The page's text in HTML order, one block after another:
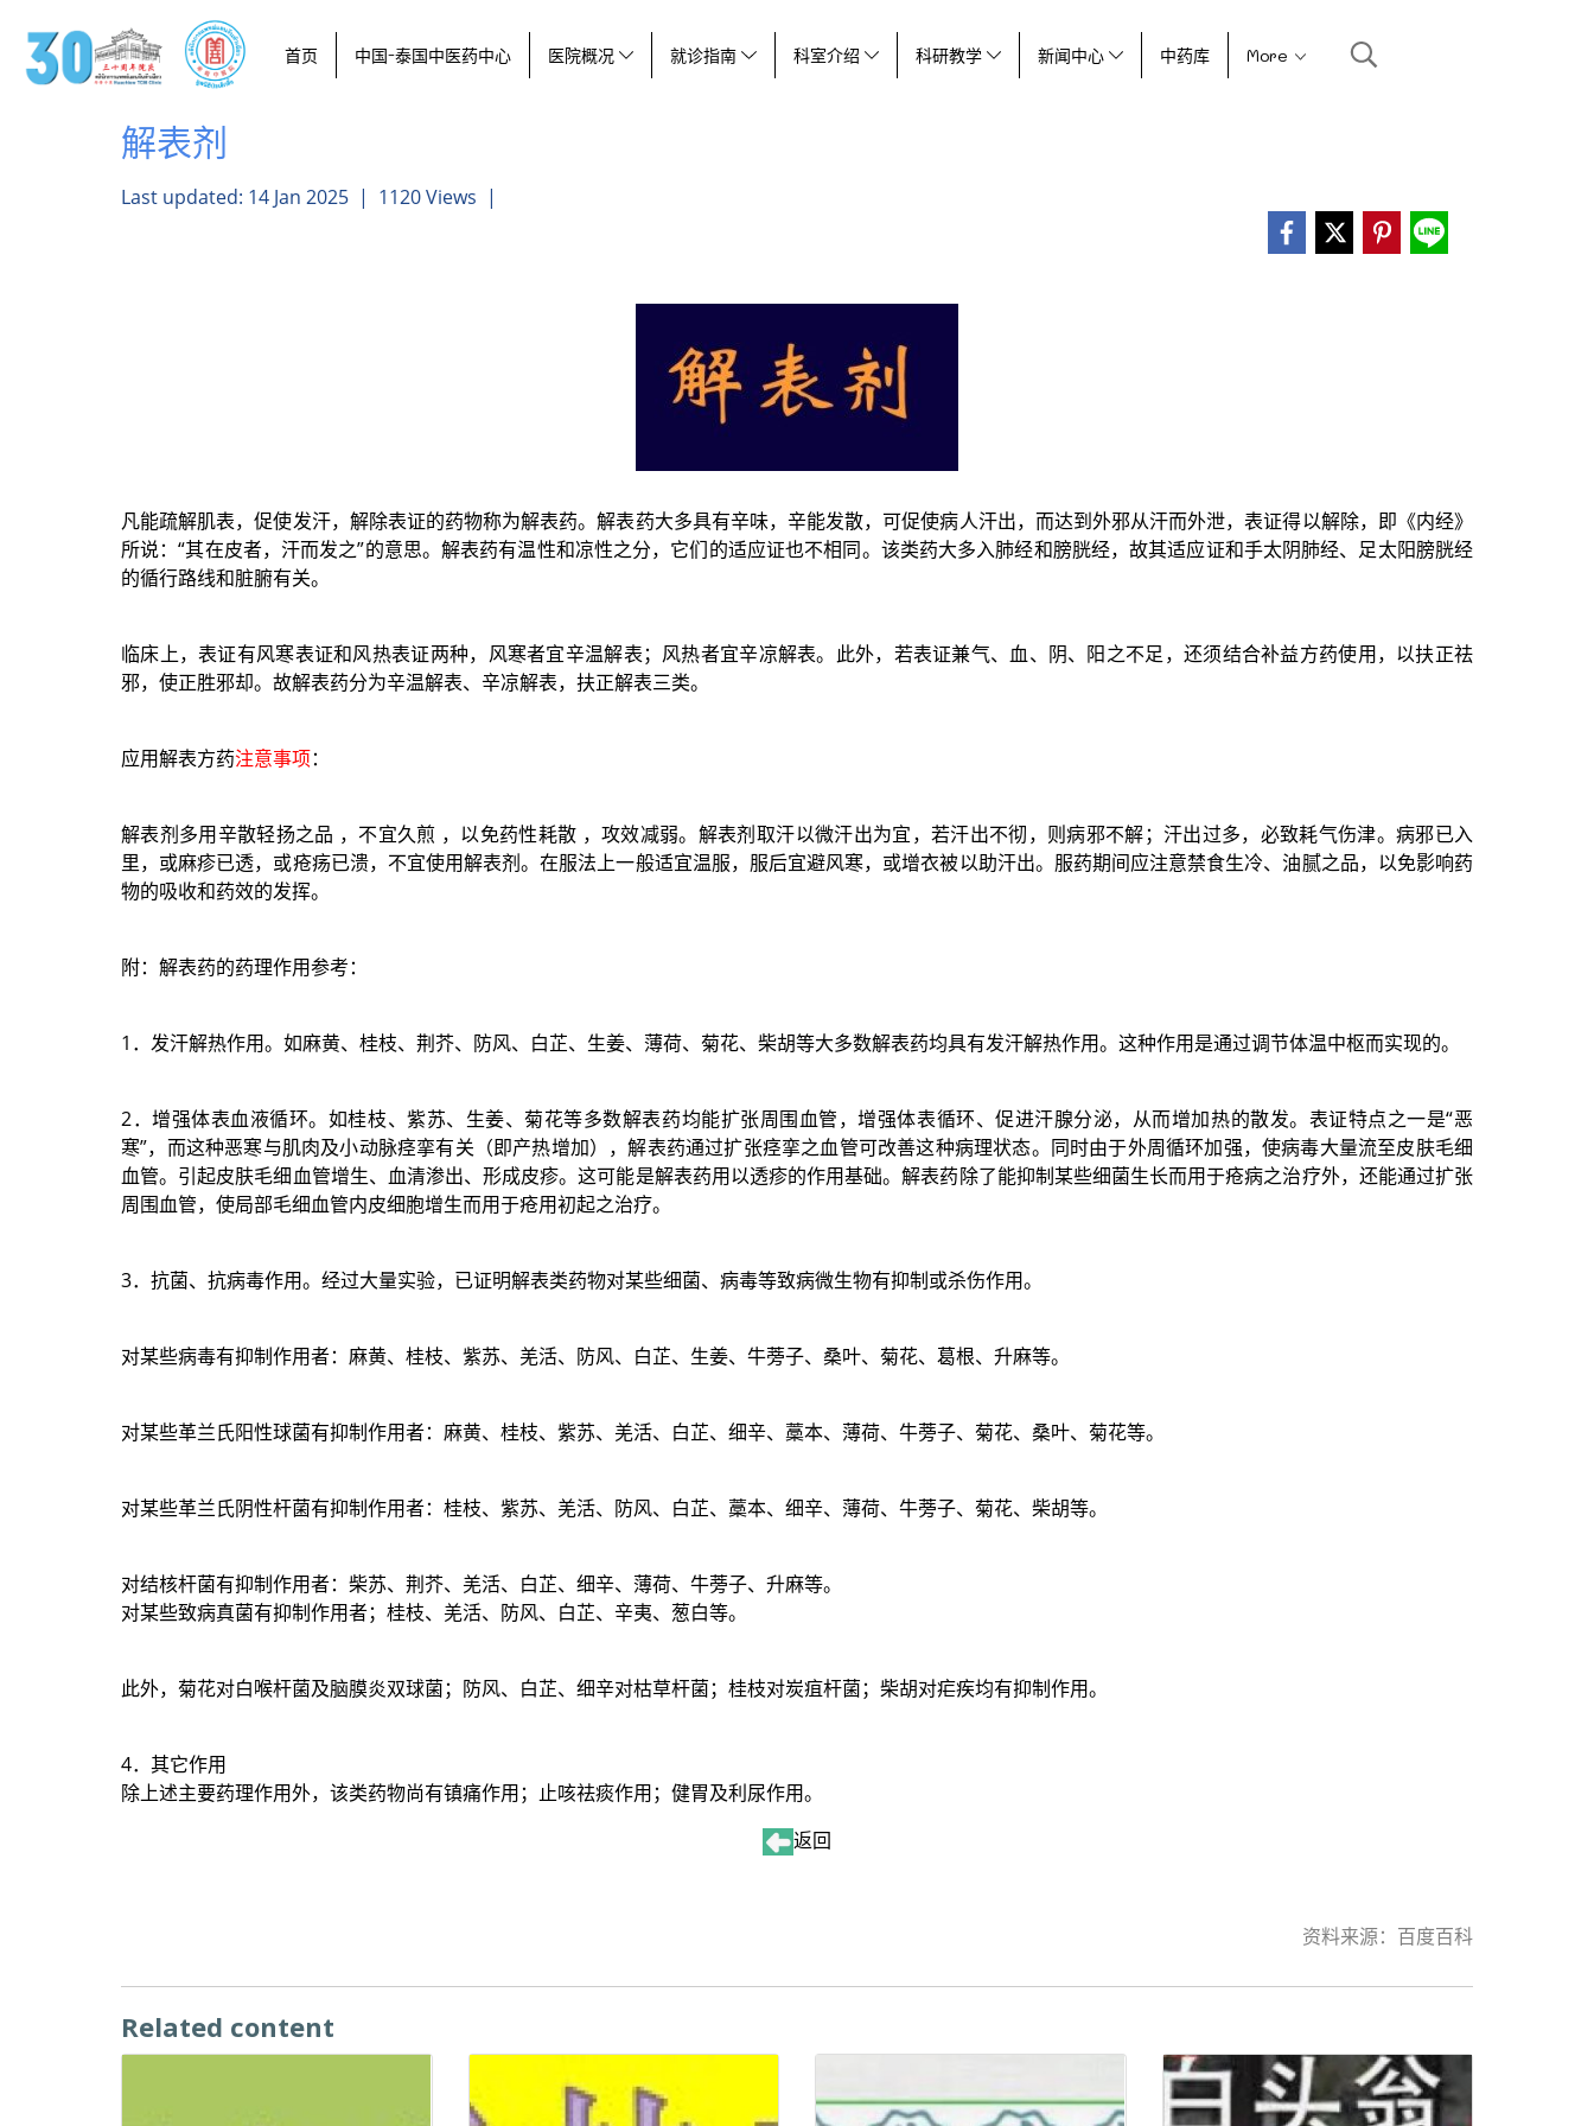
首页 中国-泰国中医药中心 医院概况 就诊指南 科室介绍 科研教学 新闻中心 中药库 More
解表剂
Last updated: 14 Jan 2025 | 1120 Views |
凡能疏解肌表，促使发汗，解除表证的药物称为解表药。解表药大多具有辛味，辛能发散，可促使病人汗出，而达到外邪从汗而外泄，表证得以解除，即《内经》
所说：“其在皮者，汗而发之”的意思。解表药有温性和凉性之分，它们的适应证也不相同。该类药大多入肺经和膀胱经，故其适应证和手太阴肺经、足太阳膀胱经
的循行路线和脏腑有关。
临床上，表证有风寒表证和风热表证两种，风寒者宜辛温解表；风热者宜辛凉解表。此外，若表证兼气、血、阴、阳之不足，还须结合补益方药使用，以扶正祛
邪，使正胜邪却。故解表药分为辛温解表、辛凉解表，扶正解表三类。
应用解表方药注意事项：
解表剂多用辛散轻扬之品 ，不宜久煎 ，以免药性耗散 ，攻效减弱。解表剂取汗以微汗出为宜，若汗出不彻，则病邪不解；汗出过多，必致耗气伤津。病邪已入
里，或麻疹已透，或疮疡已溃，不宜使用解表剂。在服法上一般适宜温服，服后宜避风寒，或增衣被以助汗出。服药期间应注意禁食生冷、油腻之品，以免影响药
物的吸收和药效的发挥。
附：解表药的药理作用参考：
1．发汗解热作用。如麻黄、桂枝、荆芥、防风、白芷、生姜、薄荷、菊花、柴胡等大多数解表药均具有发汗解热作用。这种作用是通过调节体温中枢而实现的。
2．增强体表血液循环。如桂枝、紫苏、生姜、菊花等多数解表药均能扩张周围血管，增强体表循环、促进汗腺分泌，从而增加热的散发。表证特点之一是“恶
寒”，而这种恶寒与肌肉及小动脉痉挛有关（即产热增加），解表药通过扩张痉挛之血管可改善这种病理状态。同时由于外周循环加强，使病毒大量流至皮肤毛细
血管。引起皮肤毛细血管增生、血清渗出、形成皮疹。这可能是解表药用以透疹的作用基础。解表药除了能抑制某些细菌生长而用于疮病之治疗外，还能通过扩张
周围血管，使局部毛细血管内皮细胞增生而用于疮用初起之治疗。
3．抗菌、抗病毒作用。经过大量实验，已证明解表类药物对某些细菌、病毒等致病微生物有抑制或杀伤作用。
对某些病毒有抑制作用者：麻黄、桂枝、紫苏、羌活、防风、白芷、生姜、牛蒡子、桑叶、菊花、葛根、升麻等。
对某些革兰氏阳性球菌有抑制作用者：麻黄、桂枝、紫苏、羌活、白芷、细辛、藁本、薄荷、牛蒡子、菊花、桑叶、菊花等。
对某些革兰氏阴性杆菌有抑制作用者：桂枝、紫苏、羌活、防风、白芷、藁本、细辛、薄荷、牛蒡子、菊花、柴胡等。
对结核杆菌有抑制作用者：柴苏、荆芥、羌活、白芷、细辛、薄荷、牛蒡子、升麻等。
对某些致病真菌有抑制作用者；桂枝、羌活、防风、白芷、辛夷、葱白等。
此外，菊花对白喉杆菌及脑膜炎双球菌；防风、白芷、细辛对枯草杆菌；桂枝对炭疽杆菌；柴胡对疟疾均有抑制作用。
4．其它作用
除上述主要药理作用外，该类药物尚有镇痛作用；止咳祛痰作用；健胃及利尿作用。
返回
资料来源： 百度百科
Related content